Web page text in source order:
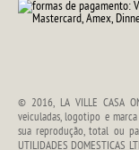
© 2016, LA VILLE CASA
veiculadas, logotipo e
sua reprodução, total ou
UTILIDADES DOMESTICAS